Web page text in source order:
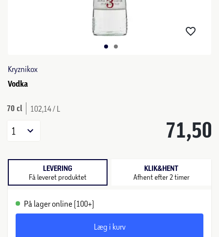
Kryznikox
Vodka
70 cl 102,14 / L
71,50
1
LEVERING
Få leveret produktet
KLIK&HENT
Afhent efter 2 timer
På lager online (100+)
Læg i kurv